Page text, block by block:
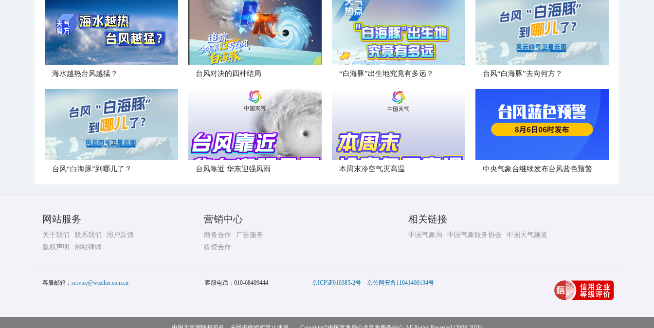
海水越热台风越猛？ 台风对决的四种结局 “白海豚”出生地究竟有多远？ 台风“白海豚”去向何方？
台风“白海豚”到哪儿了？ 台风靠近 华东迎强风雨 本周末冷空气灭高温 中央气象台继续发布台风蓝色预警
网站服务
关于我们 联系我们
用户反馈
版权声明
网站律师
营销中心
商务合作
广告服务
媒资合作
相关链接
中国气象局 中国气象服务协会 中国天气频道
客服邮箱： service@weather.com.cn 客服电话： 010-68409444 京ICP证010385-2号 京公网安备11041400134号